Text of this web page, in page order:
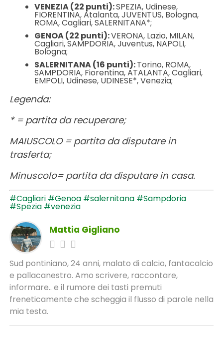
VENEZIA (22 punti):SPEZIA, Udinese,
FIORENTINA, Atalanta, JUVENTUS, Bologna,
ROMA, Cagliari, SALERNITANA*;
GENOA (22 punti):VERONA, Lazio, MILAN,
Cagliari, SAMPDORIA, Juventus, NAPOLI,
Bologna;
SALERNITANA (16 punti):Torino, ROMA,
SAMPDORIA, Fiorentina, ATALANTA, Cagliari,
EMPOLI, Udinese, UDINESE*, Venezia;
Legenda:
* = partita da recuperare;
MAIUSCOLO = partita da disputare in
trasferta;
Minuscolo= partita da disputare in casa.
#Cagliari #Genoa #salernitana #Sampdoria
#Spezia #venezia
Mattia Gigliano
Sud pontiniano, 24 anni, malato di calcio, fantacalcio
e pallacanestro. Amo scrivere, raccontare,
informare.. e il rumore dei tasti premuti
freneticamente che scheggia il flusso di parole nella
mia testa.